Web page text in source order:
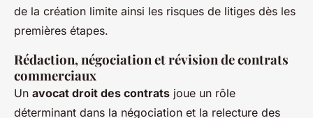
de la création limite ainsi les risques de litiges dès les
premières étapes.
Rédaction, négociation et révision de contrats
commerciaux
Un avocat droit des contrats joue un rôle
déterminant dans la négociation et la relecture des